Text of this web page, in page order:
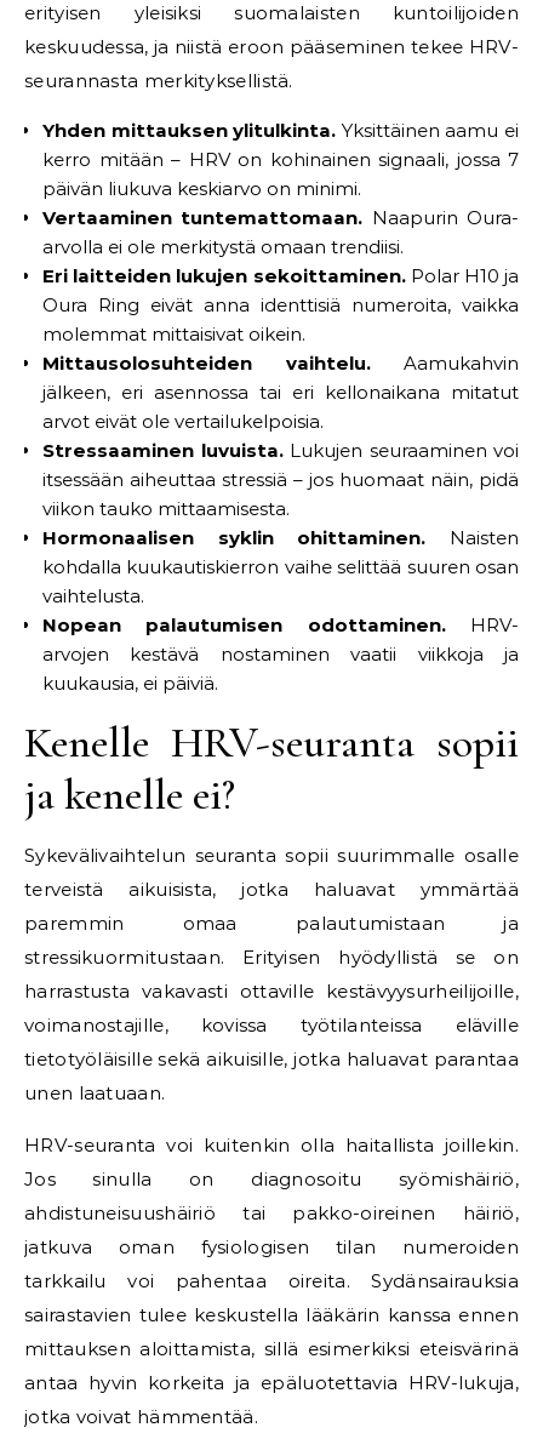
erityisen yleisiksi suomalaisten kuntoilijoiden
keskuudessa, ja niistä eroon pääseminen tekee HRV-
seurannasta merkityksellistä.
Yhden mittauksen ylitulkinta. Yksittäinen aamu ei
kerro mitään – HRV on kohinainen signaali, jossa 7
päivän liukuva keskiarvo on minimi.
Vertaaminen tuntemattomaan. Naapurin Oura-
arvolla ei ole merkitystä omaan trendiisi.
Eri laitteiden lukujen sekoittaminen.Polar H10 ja
Oura Ring eivät anna identtisiä numeroita, vaikka
molemmat mittaisivat oikein.
Mittausolosuhteiden vaihtelu.Aamukahvin
jälkeen, eri asennossa tai eri kellonaikana mitatut
arvot eivät ole vertailukelpoisia.
Stressaaminen luvuista.Lukujen seuraaminen voi
itsessään aiheuttaa stressiä – jos huomaat näin, pidä
viikon tauko mittaamisesta.
Hormonaalisen syklin ohittaminen. Naisten
kohdalla kuukautiskierron vaihe selittää suuren osan
vaihtelusta.
Nopean palautumisen odottaminen.HRV-
arvojen kestävä nostaminen vaatii viikkoja ja
kuukausia, ei päiviä.
Kenelle HRV-seuranta sopii
ja kenelle ei?
Sykevälivaihtelun seuranta sopii suurimmalle osalle
terveistä aikuisista, jotka haluavat ymmärtää
paremmin omaa palautumistaan ja
stressikuormitustaan. Erityisen hyödyllistä se on
harrastusta vakavasti ottaville kestävyysurheilijoille,
voimanostajille, kovissa työtilanteissa eläville
tietotyöläisille sekä aikuisille, jotka haluavat parantaa
unen laatuaan.
HRV-seuranta voi kuitenkin olla haitallista joillekin.
Jos sinulla on diagnosoitu syömishäiriö,
ahdistuneisuushäiriö tai pakko-oireinen häiriö,
jatkuva oman fysiologisen tilan numeroiden
tarkkailu voi pahentaa oireita. Sydänsairauksia
sairastavien tulee keskustella lääkärin kanssa ennen
mittauksen aloittamista, sillä esimerkiksi eteisvärinä
antaa hyvin korkeita ja epäluotettavia HRV-lukuja,
jotka voivat hämmentää.